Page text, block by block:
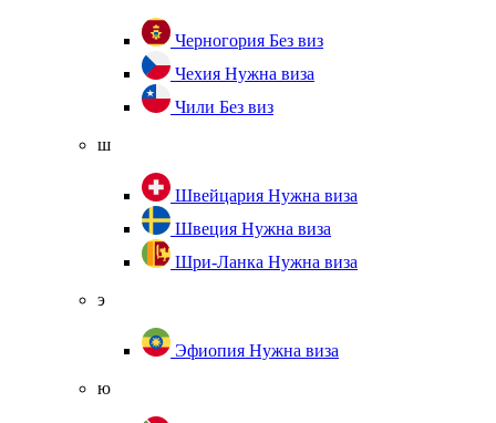
Черногория Без виз
Чехия Нужна виза
Чили Без виз
ш
Швейцария Нужна виза
Швеция Нужна виза
Шри-Ланка Нужна виза
э
Эфиопия Нужна виза
ю